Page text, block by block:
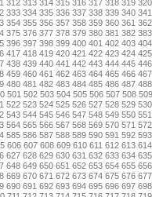
312 313 314 315 316 317 318 319 320
333 334 335 336 337 338 339 340 341
354 355 356 357 358 359 360 361 362
375 376 377 378 379 380 381 382 383
396 397 398 399 400 401 402 403 404
417 418 419 420 421 422 423 424 425
438 439 440 441 442 443 444 445 446
459 460 461 462 463 464 465 466 467
480 481 482 483 484 485 486 487 488
501 502 503 504 505 506 507 508 509
522 523 524 525 526 527 528 529 530
543 544 545 546 547 548 549 550 551
564 565 566 567 568 569 570 571 572
585 586 587 588 589 590 591 592 593
606 607 608 609 610 611 612 613 614
627 628 629 630 631 632 633 634 635
648 649 650 651 652 653 654 655 656
669 670 671 672 673 674 675 676 677
690 691 692 693 694 695 696 697 698